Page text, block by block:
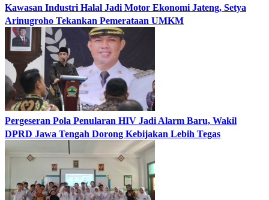
Kawasan Industri Halal Jadi Motor Ekonomi Jateng, Setya
Arinugroho Tekankan Pemerataan UMKM
Pergeseran Pola Penularan HIV Jadi Alarm Baru, Wakil
DPRD Jawa Tengah Dorong Kebijakan Lebih Tegas